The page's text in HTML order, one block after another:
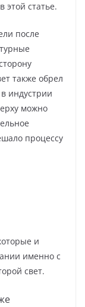
этой статье.
после
также обрел
индустрии
можно
процессу
и
именно с
свет.